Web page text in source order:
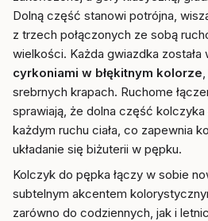
Dolną część stanowi potrójna,
z trzech połączonych ze sobą
wielkości. Każda gwiazdka została
cyrkoniami w błękitnym kolorze
srebrnych krapach. Ruchome
sprawiają, że dolna część
każdym ruchu ciała, co zapewnia
układanie się biżuterii w pępku.
Kolczyk do pępka łączy w sobie
subtelnym akcentem
zarówno do codziennych, jak i